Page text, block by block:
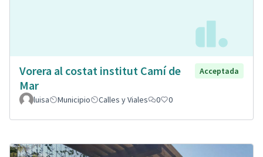
Vorera al costat institut Camí de
Mar
Acceptada
luisa Municipio Calles y Viales 0 0